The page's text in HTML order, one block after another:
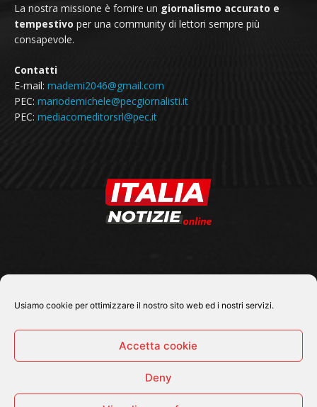
Usiamo cookie per ottimizzare il nostro sito web ed i nostri servizi.
Accetta cookie
Deny
La nostra missione è fornire un giornalismo accurato e
tempestivo per una community di lettori sempre più
consapevole.
Contatti
E-mail: mademi2046@gmail.com
PEC: mariodemichele@pecgiornalisti.it
PEC: mediacomeditorsrl@pec.it
© 2026 Tutti i diritti riservati - Italia Notizie .online |